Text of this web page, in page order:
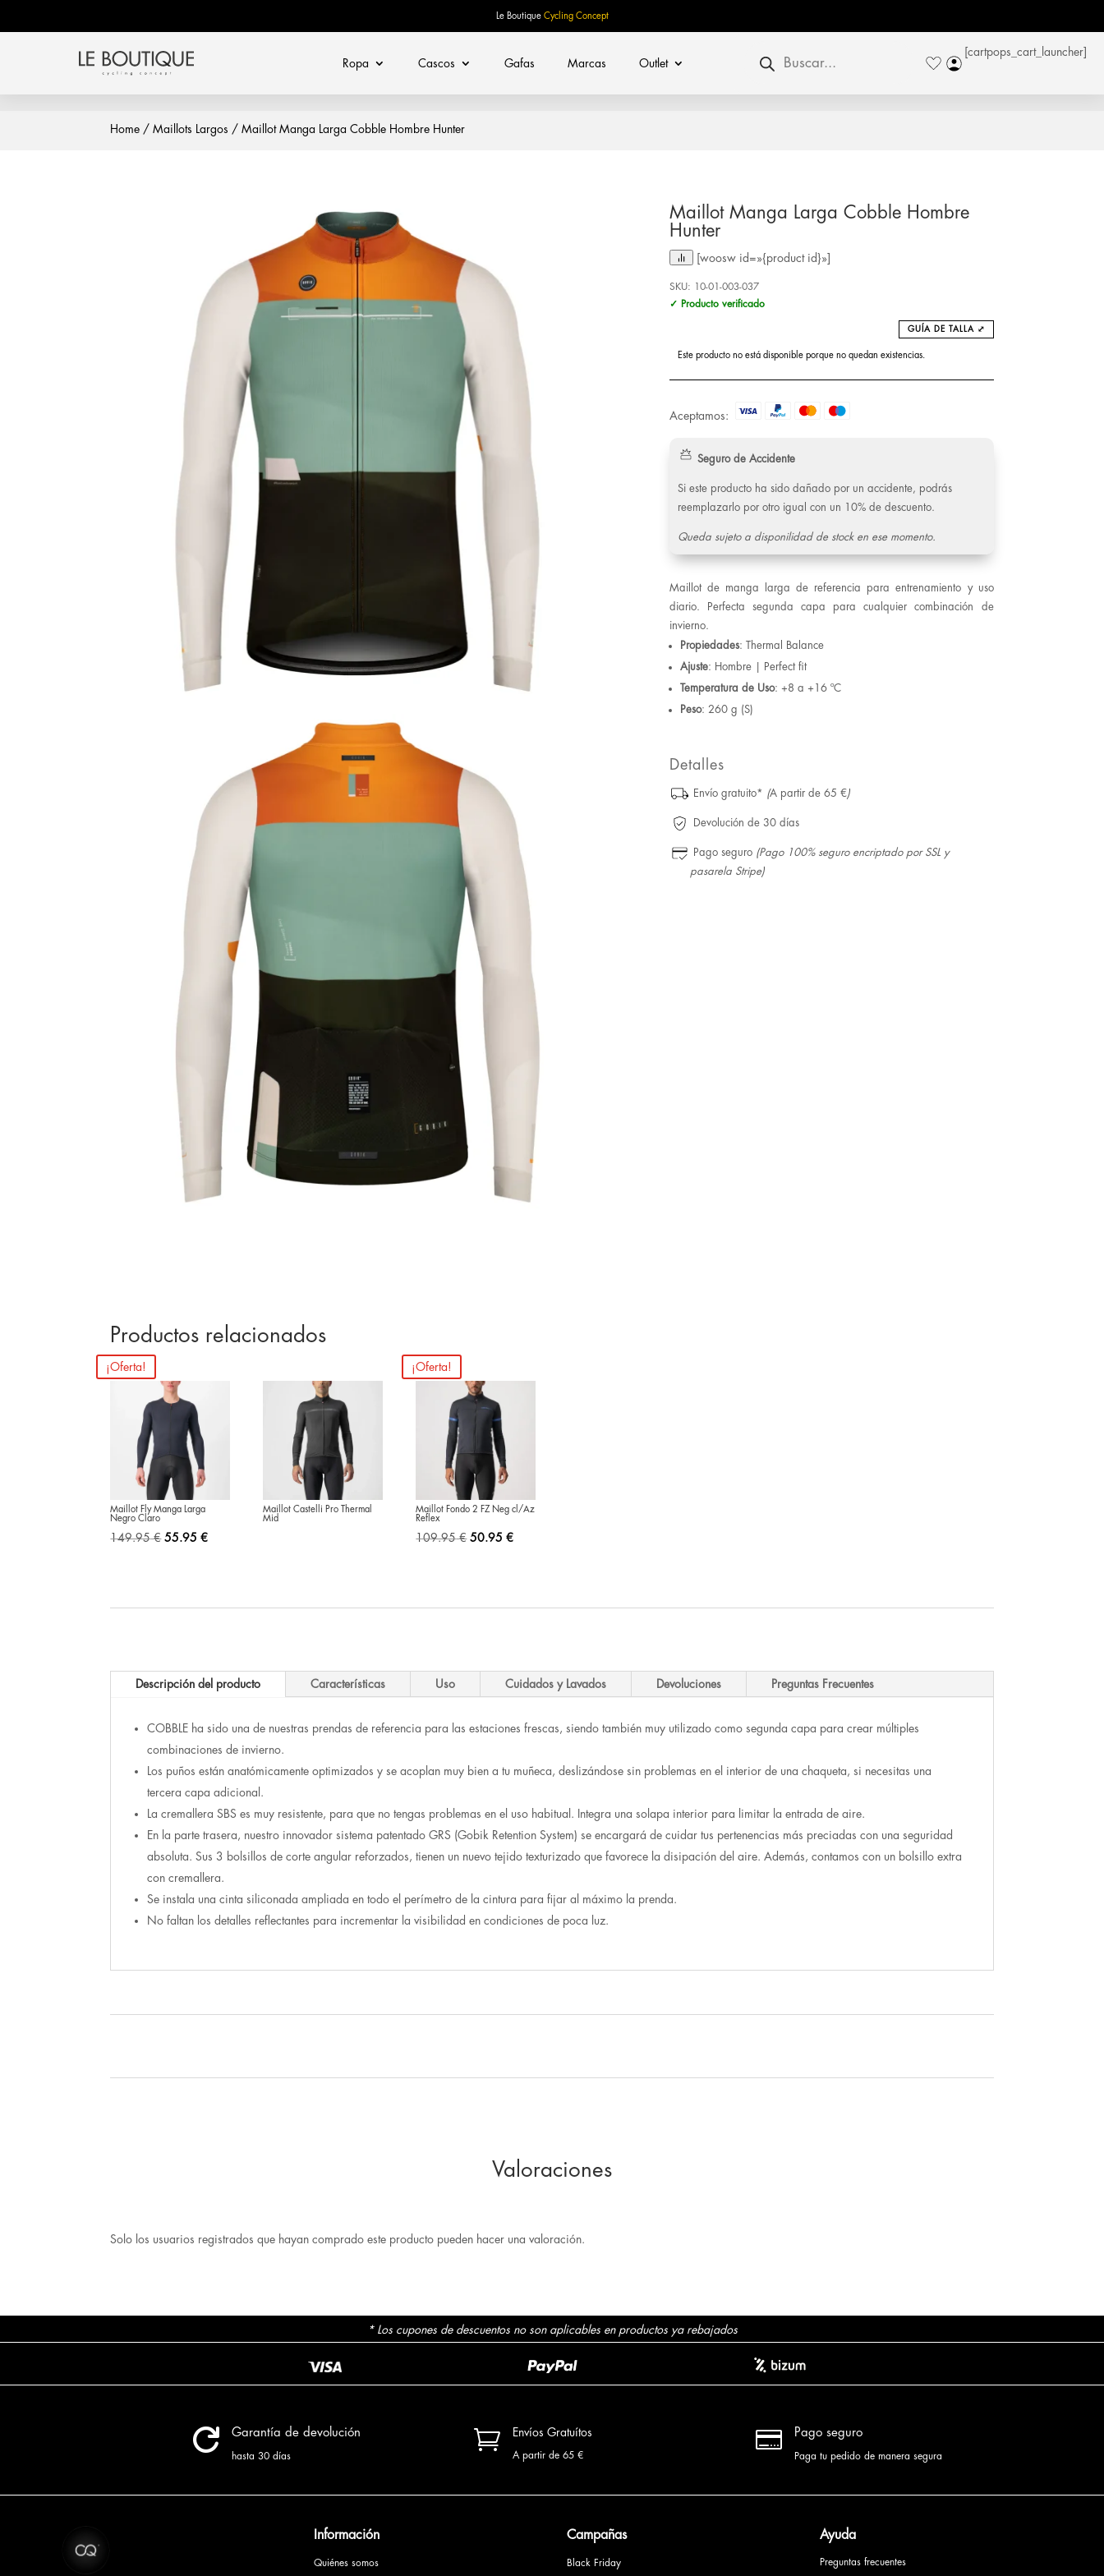
Le Boutique Cycling Concept
Ropa Cascos Gafas Marcas Outlet
productos
[cartpops_cart_launcher]
Home /Maillots Largos / Maillot Manga Larga Cobble Hombre Hunter
Maillot Manga Larga Cobble Hombre
Hunter
[woosw id=»{product id}»]
SKU: 10-01-003-037
✓ Producto verificado
GUÍA DE TALLA ⤢
Este producto no está disponible porque no quedan existencias.
Aceptamos:
Seguro de Accidente
Si este producto ha sido dañado por un accidente, podrás
reemplazarlo por otro igual con un 10% de descuento.
Queda sujeto a disponilidad de stock en ese momento.
Maillot de manga larga de referencia para entrenamiento y uso
diario. Perfecta segunda capa para cualquier combinación de
invierno.
Propiedades: Thermal Balance
Ajuste: Hombre | Perfect fit
Temperatura de Uso: +8 a +16 ºC
Peso: 260 g (S)
Detalles
Envío gratuito* (A partir de 65 €)
Devolución de 30 días
Pago seguro (Pago 100% seguro encriptado por SSL y
pasarela Stripe)
Productos relacionados
¡Oferta!
Maillot Fly Manga Larga
Negro Claro
149.95 € El
55.95 €El
Maillot Castelli Pro Thermal
Mid
¡Oferta!
Maillot Fondo 2 FZ Neg cl/Az
Reflex
109.95 € El
50.95 €El
Descripción del producto Características Uso Cuidados y Lavados Devoluciones Preguntas Frecuentes
COBBLE ha sido una de nuestras prendas de referencia para las estaciones frescas, siendo también muy utilizado como segunda capa para crear múltiples
combinaciones de invierno.
Los puños están anatómicamente optimizados y se acoplan muy bien a tu muñeca, deslizándose sin problemas en el interior de una chaqueta, si necesitas una
tercera capa adicional.
La cremallera SBS es muy resistente, para que no tengas problemas en el uso habitual. Integra una solapa interior para limitar la entrada de aire.
En la parte trasera, nuestro innovador sistema patentado GRS (Gobik Retention System) se encargará de cuidar tus pertenencias más preciadas con una seguridad
absoluta. Sus 3 bolsillos de corte angular reforzados, tienen un nuevo tejido texturizado que favorece la disipación del aire. Además, contamos con un bolsillo extra
con cremallera.
Se instala una cinta siliconada ampliada en todo el perímetro de la cintura para fijar al máximo la prenda.
No faltan los detalles reflectantes para incrementar la visibilidad en condiciones de poca luz.
Valoraciones
Solo los usuarios registrados que hayan comprado este producto pueden hacer una valoración.
* Los cupones de descuentos no son aplicables en productos ya rebajados
 Garantía de devolución
hasta 30 días
 Envíos Gratuítos
A partir de 65 €
 Pago seguro
Paga tu pedido de manera segura
Información
Quiénes somos
Campañas
Black Friday
Ayuda
Preguntas frecuentes